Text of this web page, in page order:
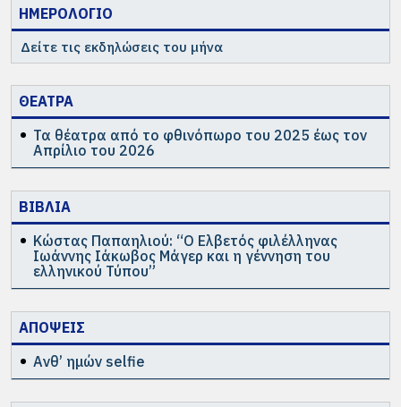
ΗΜΕΡΟΛΟΓΙΟ
Δείτε τις εκδηλώσεις του μήνα
ΘΕΑΤΡΑ
Τα θέατρα από το φθινόπωρο του 2025 έως τον
Απρίλιο του 2026
ΒΙΒΛΙΑ
Κώστας Παπαηλιού: “Ο Ελβετός φιλέλληνας
Ιωάννης Ιάκωβος Μάγερ και η γέννηση του
ελληνικού Τύπου”
ΑΠΟΨΕΙΣ
Ανθ’ ημών selfie